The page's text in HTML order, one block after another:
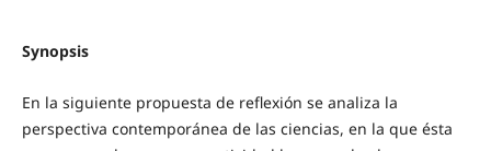
Synopsis
En la siguiente propuesta de reflexión se analiza la
perspectiva contemporánea de las ciencias, en la que ésta